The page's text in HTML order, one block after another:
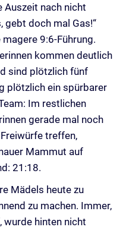
Auszeit nach nicht
gebt doch mal Gas!“
9:6-Führung.
kommen deutlich
sind plötzlich fünf
plötzlich ein spürbarer
Im restlichen
gerade mal noch
treffen,
Mammut auf
21:18.
Mädels heute zu
zu machen. Immer,
wurde hinten nicht